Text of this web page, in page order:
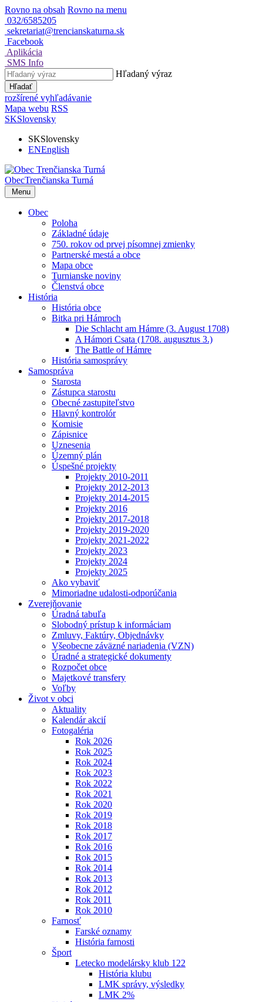
Rovno na obsah Rovno na menu
032/6585205
sekretariat@trencianskaturna.sk
Facebook
Aplikácia
SMS Info
Hľadaný výraz
Hľadať
rozšírené vyhľadávanie
Mapa webu RSS
SKSlovensky
SKSlovensky
ENEnglish
ObecTrenčianska Turná
Menu
Obec
Poloha
Základné údaje
750. rokov od prvej písomnej zmienky
Partnerské mestá a obce
Mapa obce
Turnianske noviny
Členstvá obce
História
História obce
Bitka pri Hámroch
Die Schlacht am Hámre (3. August 1708)
A Hámori Csata (1708. augusztus 3.)
The Battle of Hámre
História samosprávy
Samospráva
Starosta
Zástupca starostu
Obecné zastupiteľstvo
Hlavný kontrolór
Komisie
Zápisnice
Uznesenia
Územný plán
Úspešné projekty
Projekty 2010-2011
Projekty 2012-2013
Projekty 2014-2015
Projekty 2016
Projekty 2017-2018
Projekty 2019-2020
Projekty 2021-2022
Projekty 2023
Projekty 2024
Projekty 2025
Ako vybaviť
Mimoriadne udalosti-odporúčania
Zverejňovanie
Úradná tabuľa
Slobodný prístup k informáciam
Zmluvy, Faktúry, Objednávky
Všeobecne záväzné nariadenia (VZN)
Úradné a strategické dokumenty
Rozpočet obce
Majetkové transfery
Voľby
Život v obci
Aktuality
Kalendár akcií
Fotogaléria
Rok 2026
Rok 2025
Rok 2024
Rok 2023
Rok 2022
Rok 2021
Rok 2020
Rok 2019
Rok 2018
Rok 2017
Rok 2016
Rok 2015
Rok 2014
Rok 2013
Rok 2012
Rok 2011
Rok 2010
Farnosť
Farské oznamy
História farnosti
Šport
Letecko modelársky klub 122
História klubu
LMK správy, výsledky
LMK 2%